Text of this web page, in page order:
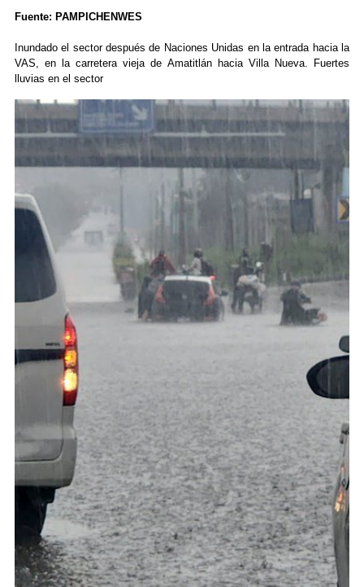
Fuente: PAMPICHENWES
Inundado el sector después de Naciones Unidas en la entrada hacia la
VAS, en la carretera vieja de Amatitlán hacia Villa Nueva. Fuertes
lluvias en el sector